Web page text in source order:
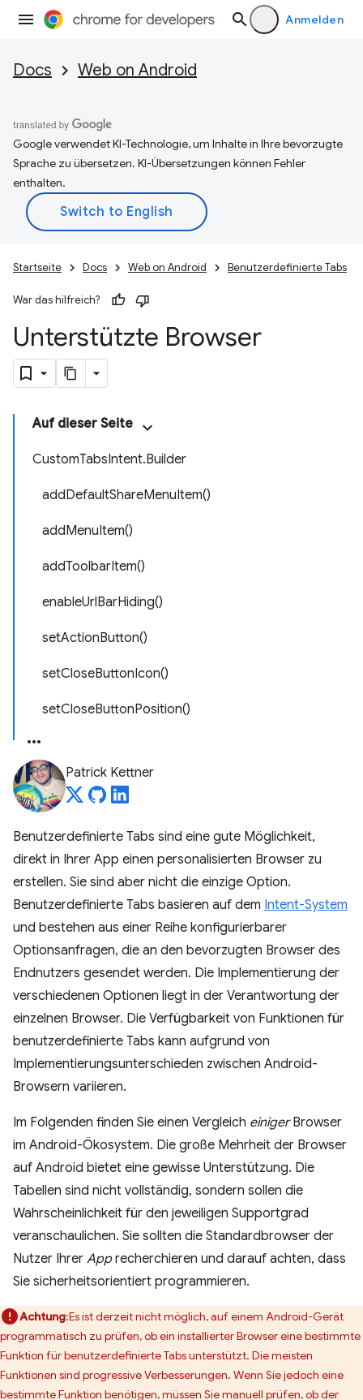
Anmelden
Docs Web on Android
Google verwendet KI-Technologie, um Inhalte in Ihre bevorzugte
Sprache zu übersetzen. KI-Übersetzungen können Fehler
enthalten.
Startseite Docs Web on Android Benutzerdefinierte Tabs
War das hilfreich?
Unterstützte Browser
Auf dieser Seite
CustomTabsIntent.Builder
addDefaultShareMenuItem()
addMenuItem()
addToolbarItem()
enableUrlBarHiding()
setActionButton()
setCloseButtonIcon()
setCloseButtonPosition()
Patrick Kettner
Benutzerdefinierte Tabs sind eine gute Möglichkeit,
direkt in Ihrer App einen personalisierten Browser zu
erstellen. Sie sind aber nicht die einzige Option.
Benutzerdefinierte Tabs basieren auf dem Intent-System
und bestehen aus einer Reihe konfigurierbarer
Optionsanfragen, die an den bevorzugten Browser des
Endnutzers gesendet werden. Die Implementierung der
verschiedenen Optionen liegt in der Verantwortung der
einzelnen Browser. Die Verfügbarkeit von Funktionen für
benutzerdefinierte Tabs kann aufgrund von
Implementierungsunterschieden zwischen Android-
Browsern variieren.
Im Folgenden finden Sie einen Vergleich einigerBrowser
im Android-Ökosystem. Die große Mehrheit der Browser
auf Android bietet eine gewisse Unterstützung. Die
Tabellen sind nicht vollständig, sondern sollen die
Wahrscheinlichkeit für den jeweiligen Supportgrad
veranschaulichen. Sie sollten die Standardbrowser der
Nutzer Ihrer Apprecherchieren und darauf achten, dass
Sie sicherheitsorientiert programmieren.
Achtung:Es ist derzeit nicht möglich, auf einem Android-Gerät
programmatisch zu prüfen, ob ein installierter Browser eine bestimmte
Funktion für benutzerdefinierte Tabs unterstützt. Die meisten
Funktionen sind progressive Verbesserungen. Wenn Sie jedoch eine
bestimmte Funktion benötigen, müssen Sie manuell prüfen, ob der